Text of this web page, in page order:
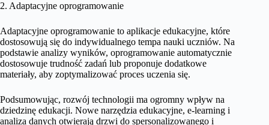
2. Adaptacyjne oprogramowanie
Adaptacyjne oprogramowanie to aplikacje edukacyjne, które
dostosowują się do indywidualnego tempa nauki uczniów. Na
podstawie analizy wyników, oprogramowanie automatycznie
dostosowuje trudność zadań lub proponuje dodatkowe
materiały, aby zoptymalizować proces uczenia się.
Podsumowując, rozwój technologii ma ogromny wpływ na
dziedzinę edukacji. Nowe narzędzia edukacyjne, e-learning i
analiza danych otwierają drzwi do spersonalizowanego i